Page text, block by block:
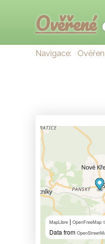
Ověřené
Navigace:
MapLibre | OpenFreeMap
Data from